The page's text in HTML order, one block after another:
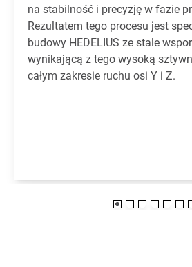
na stabilność i precyzję w fazie
Rezultatem tego procesu jest
budowy HEDELIUS ze stale
wynikającą z tego wysoką
całym zakresie ruchu osi Y i Z.